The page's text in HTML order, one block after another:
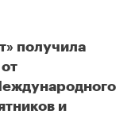
получила
и